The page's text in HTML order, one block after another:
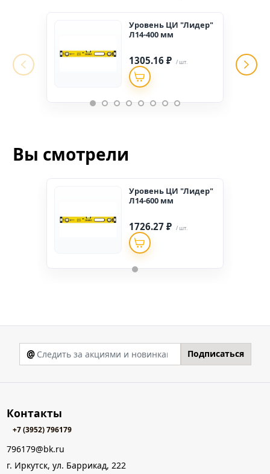
Уровень ЦИ "Лидер"
Л14-400 мм
1305.16 ₽ / шт.
Вы смотрели
Уровень ЦИ "Лидер"
Л14-600 мм
1726.27 ₽ / шт.
@ Подписаться
Контакты
+7 (3952) 796179
796179@bk.ru
г. Иркутск, ул. Баррикад, 222